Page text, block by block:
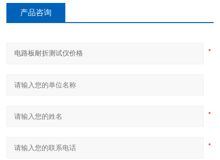
产品咨询